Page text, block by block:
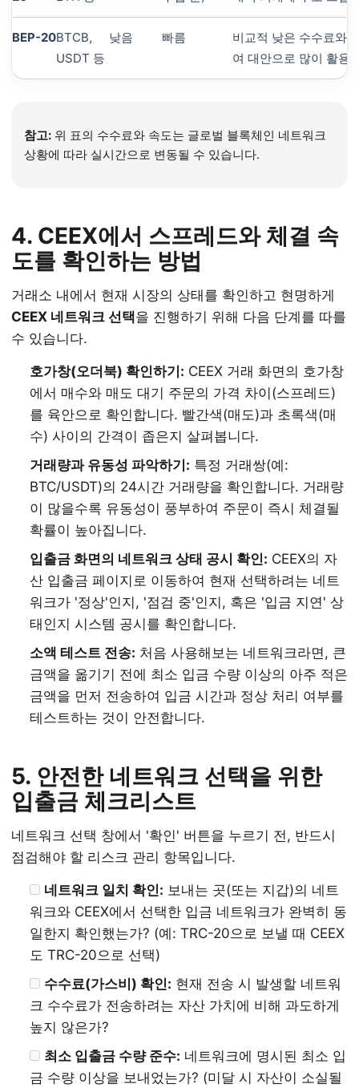
BEP-20BTCB,
USDT 등
낮음 빠름
비교적 낮은 수수료와
여 대안으로 많이 활용
참고: 위 표의 수수료와 속도는 글로벌 블록체인 네트워크
상황에 따라 실시간으로 변동될 수 있습니다.
4. CEEX에서 스프레드와 체결 속
도를 확인하는 방법
거래소 내에서 현재 시장의 상태를 확인하고 현명하게
CEEX 네트워크 선택을 진행하기 위해 다음 단계를 따를
수 있습니다.
호가창(오더북) 확인하기: CEEX 거래 화면의 호가창
에서 매수와 매도 대기 주문의 가격 차이(스프레드)
를 육안으로 확인합니다. 빨간색(매도)과 초록색(매
수) 사이의 간격이 좁은지 살펴봅니다.
거래량과 유동성 파악하기: 특정 거래쌍(예:
BTC/USDT)의 24시간 거래량을 확인합니다. 거래량
이 많을수록 유동성이 풍부하여 주문이 즉시 체결될
확률이 높아집니다.
입출금 화면의 네트워크 상태 공시 확인: CEEX의 자
산 입출금 페이지로 이동하여 현재 선택하려는 네트
워크가 '정상'인지, '점검 중'인지, 혹은 '입금 지연' 상
태인지 시스템 공시를 확인합니다.
소액 테스트 전송: 처음 사용해보는 네트워크라면, 큰
금액을 옮기기 전에 최소 입금 수량 이상의 아주 적은
금액을 먼저 전송하여 입금 시간과 정상 처리 여부를
테스트하는 것이 안전합니다.
5. 안전한 네트워크 선택을 위한
입출금 체크리스트
네트워크 선택 창에서 '확인' 버튼을 누르기 전, 반드시
점검해야 할 리스크 관리 항목입니다.
네트워크 일치 확인: 보내는 곳(또는 지갑)의 네트
워크와 CEEX에서 선택한 입금 네트워크가 완벽히 동
일한지 확인했는가? (예: TRC-20으로 보낼 때 CEEX
도 TRC-20으로 선택)
수수료(가스비) 확인: 현재 전송 시 발생할 네트워
크 수수료가 전송하려는 자산 가치에 비해 과도하게
높지 않은가?
최소 입출금 수량 준수: 네트워크에 명시된 최소 입
금 수량 이상을 보내었는가? (미달 시 자산이 소실될